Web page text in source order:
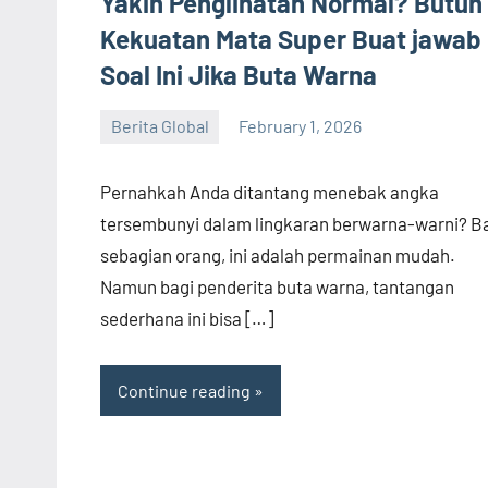
Kekuatan Mata Super Buat jawab
Soal Ini Jika Buta Warna
Berita Global February 1, 2026
Pernahkah Anda ditantang menebak angka
tersembunyi dalam lingkaran berwarna-warni?
sebagian orang, ini adalah permainan mudah.
Namun bagi penderita buta warna, tantangan
sederhana ini bisa […]
Continue reading